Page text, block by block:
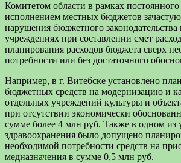
Комитетом области в рамках постоянного
исполнением местных бюджетов
нарушения бюджетного законодательства
учреждениях при составлении смет
планирования расходов бюджета сверх
потребности или без достаточного
Например, в г. Витебске установлено
бюджетных средств на модернизацию и
отдельных учреждений культуры и
при отсутствии экономически
сумме более 4 млн руб. Также в одном из
здравоохранения было допущено
необходимой потребности средств на
медназначения в сумме 0,5 млн руб.